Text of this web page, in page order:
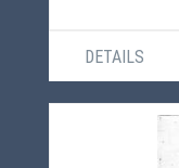
DETAILS